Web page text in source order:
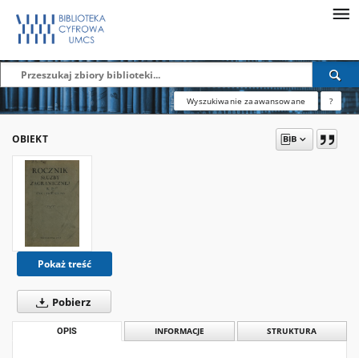
Wyszukiwanie zaawansowane ?
OBIEKT
Pokaż treść
Pobierz
OPIS INFORMACJE STRUKTURA